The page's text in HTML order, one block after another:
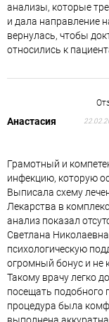
анализы, которые
и дала направление
вернулась, чтобы
относились к
Анастасия
Грамотный и
инфекцию, которую
Выписала схему
Лекарства в
анализ показал
Светлана
психологическую
огромный бонус и не
Такому врачу легко
посещать подобного
процедура была